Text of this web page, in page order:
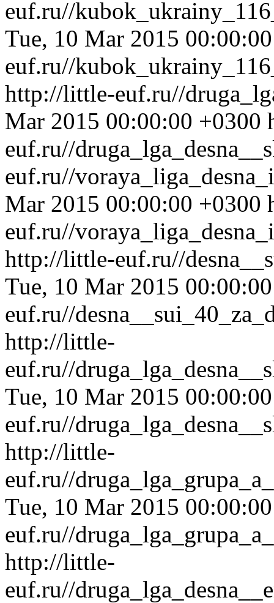
euf.ru//
Tue, 10 Mar 2015
euf.ru//
http://little-euf.ru//
Mar 2015 00:00:00 +0300
euf.ru//
euf.ru//
Mar 2015 00:00:00 +0300
euf.ru//
http://little-euf.ru//
Tue, 10 Mar 2015
euf.ru//
http://little-
euf.ru//
Tue, 10 Mar 2015
euf.ru//
http://little-
euf.ru//
Tue, 10 Mar 2015
euf.ru//
http://little-
euf.ru//